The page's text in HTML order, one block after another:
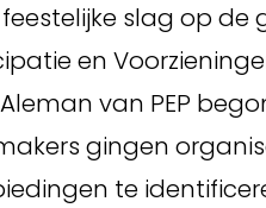
slag op
en
van PEP
gingen
te